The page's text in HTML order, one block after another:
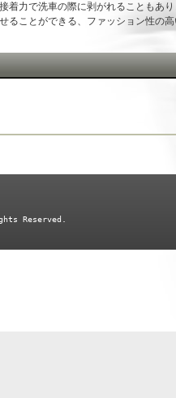
着力で洗車の際に剥がれることもあ
ることができる、ファッション性の高
Reserved.